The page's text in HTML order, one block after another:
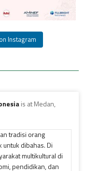
Instagram
is at Medan,